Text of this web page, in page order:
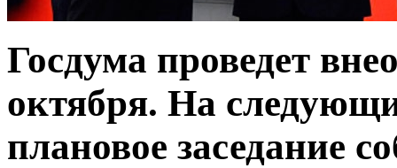
Госдума проведет
октября. На
плановое заседание